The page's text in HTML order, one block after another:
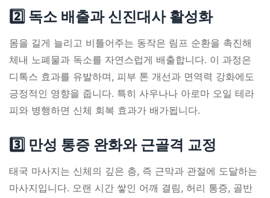
2️⃣ 독소 배출과 신진대사 활성화
몸을 길게 늘리고 비틀어주는 동작은 림프 순환을 촉진해
체내 노폐물과 독소를 자연스럽게 배출합니다. 이 과정은
디톡스 효과를 유발하며, 피부 톤 개선과 면역력 강화에도
긍정적인 영향을 줍니다. 특히 사우나나 아로마 오일 테라
피와 병행하면 신체 회복 효과가 배가됩니다.
3️⃣ 만성 통증 완화와 근골격 교정
태국 마사지는 신체의 깊은 층, 즉 근막과 관절에 도달하는
마사지입니다. 오랜 시간 쌓인 어깨 결림, 허리 통증, 골반